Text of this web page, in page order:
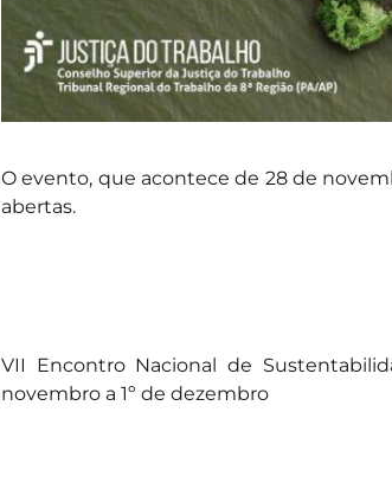
O evento, que acontece de 28 de
abertas.
VII Encontro Nacional de
novembro a 1º de dezembro